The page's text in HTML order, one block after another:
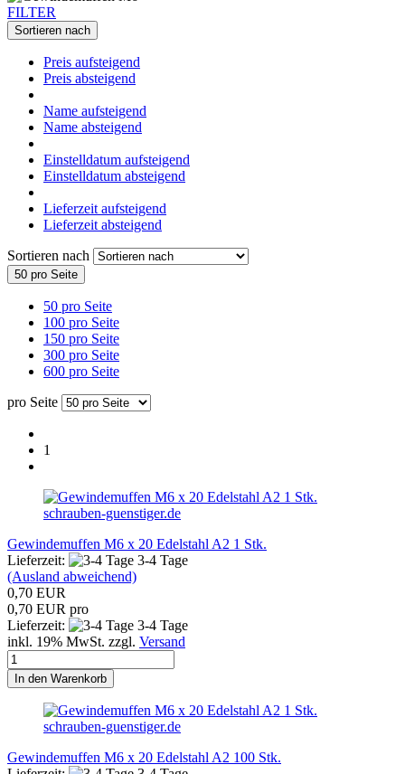
FILTER
Sortieren nach
Preis aufsteigend
Preis absteigend
Name aufsteigend
Name absteigend
Einstelldatum aufsteigend
Einstelldatum absteigend
Lieferzeit aufsteigend
Lieferzeit absteigend
Sortieren nach
50 pro Seite
50 pro Seite
100 pro Seite
150 pro Seite
300 pro Seite
600 pro Seite
pro Seite
1
schrauben-guenstiger.de
Gewindemuffen M6 x 20 Edelstahl A2 1 Stk.
Lieferzeit:
3-4 Tage
(Ausland abweichend)
0,70 EUR
0,70 EUR pro
Lieferzeit:
3-4 Tage
inkl. 19% MwSt. zzgl. Versand
In den Warenkorb
schrauben-guenstiger.de
Gewindemuffen M6 x 20 Edelstahl A2 100 Stk.